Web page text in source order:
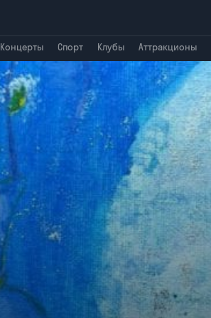
Концерты Спорт Клубы Аттракционы